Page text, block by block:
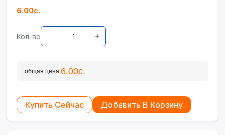
6.00с.
Кол-во
общая цена:6.00с.
Купить Сейчас Добавить В Корзину